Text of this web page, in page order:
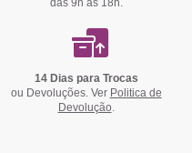
das 9h às 18h.
14 Dias para Trocas
ou Devoluções. Ver Politica de
Devolução